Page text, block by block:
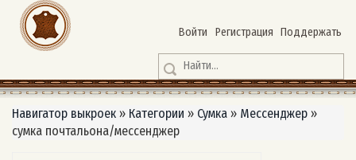
Войти Регистрация Поддержать
Навигатор выкроек » Категории » Сумка » Мессенджер »
сумка почтальона/мессенджер